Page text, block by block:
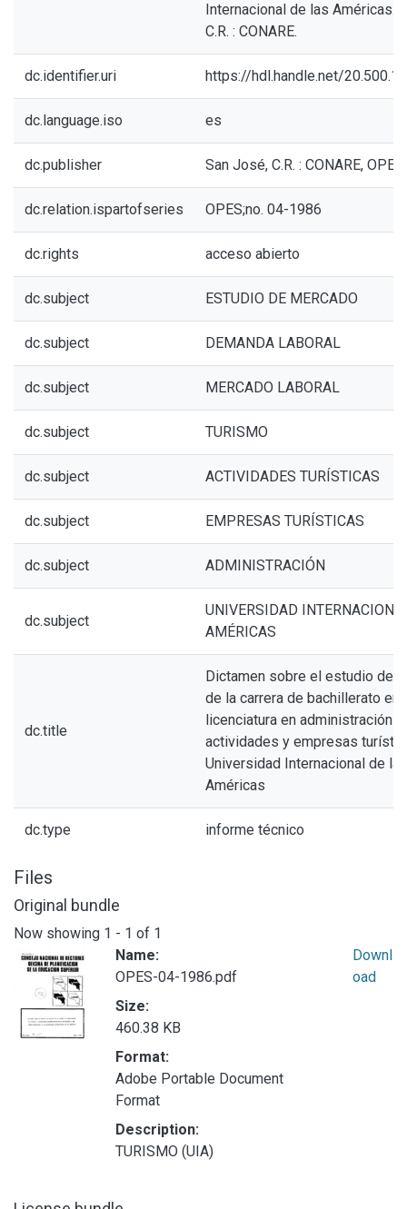
Internacional de las Américas.
C.R. : CONARE.
dc.identifier.uri https://hdl.handle.net/
dc.language.iso es
dc.publisher San José, C.R. : CONARE, OPES
dc.relation.ispartofseries OPES;no. 04-1986
dc.rights acceso abierto
dc.subject ESTUDIO DE MERCADO
dc.subject DEMANDA LABORAL
dc.subject MERCADO LABORAL
dc.subject TURISMO
dc.subject ACTIVIDADES TURÍSTICAS
dc.subject EMPRESAS TURÍSTICAS
dc.subject ADMINISTRACIÓN
dc.subject
UNIVERSIDAD
AMÉRICAS
dc.title
Dictamen sobre el estudio de
de la carrera de bachillerato en
licenciatura en administración
actividades y empresas
Universidad Internacional de las
Américas
dc.type informe técnico
Files
Original bundle
Now showing 1 - 1 of 1
Name:
OPES-04-1986.pdf
Size:
460.38 KB
Format:
Adobe Portable Document
Format
Description:
TURISMO (UIA)
Downl
oad